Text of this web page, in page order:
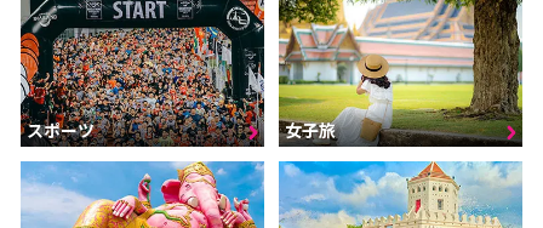
スポーツ 女子旅